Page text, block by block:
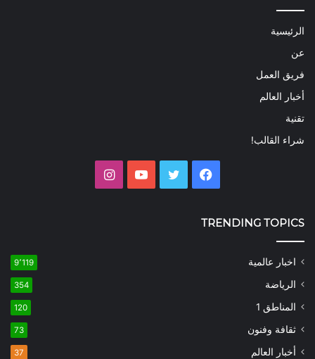
الرئيسية
عن
فريق العمل
أخبار العالم
تقنية
شراء القالب!
فيسبوك تويتر يوتيوب
TRENDING TOPICS
اخبار عالمية 9٬119
الرياضة 354
المناطق 1 120
ثقافة وفنون 73
أخبار العالم 37